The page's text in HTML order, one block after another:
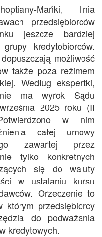
Mańki, linia
przedsiębiorców
jeszcze bardziej
kredytobiorców.
możliwość
także poza reżimem
Według ekspertki,
ma wyrok Sądu
2025 roku (II
w nim
całej umowy
zawartej przez
tylko konkretnych
się do waluty
w ustalaniu kursu
Orzeczenie to
którym przedsiębiorcy
do podważania
kredytowych.